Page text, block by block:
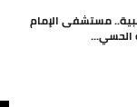
مستشفى الإمام
الحسي...